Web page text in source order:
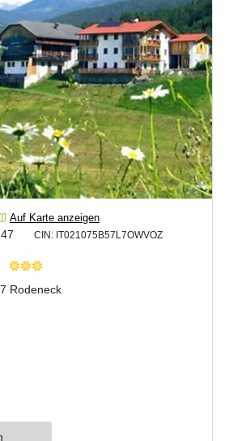
Herr Frau
Nachname*
Marketing*
Profilierung